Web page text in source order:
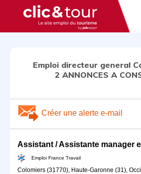
Emploi directeur general
2 ANNONCES A
Créer une alerte e-mail
Emploi France Travail
Colomiers (31770), Haute-Garonne (31),